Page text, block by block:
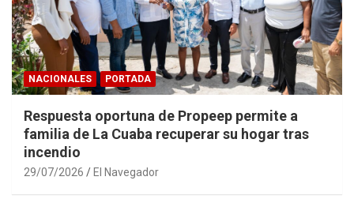
NACIONALES PORTADA
Respuesta oportuna de Propeep permite a
familia de La Cuaba recuperar su hogar tras
incendio
29/07/2026 El Navegador